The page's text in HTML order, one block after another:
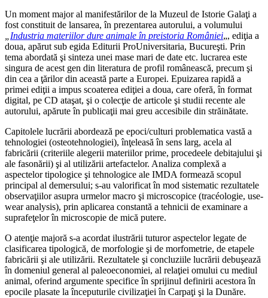
Un moment major al manifestărilor de la Muzeul de Istorie Galaţi a
fost constituit de lansarea, în prezentarea autorului, a volumului
„Industria materiilor dure animale în preistoria României„, ediţia a
doua, apărut sub egida Editurii ProUniversitaria, Bucureşti. Prin
tema abordată şi sinteza unei mase mari de date etc. lucrarea este
singura de acest gen din literatura de profil românească, precum şi
din cea a ţărilor din această parte a Europei. Epuizarea rapidă a
primei ediţii a impus scoaterea ediţiei a doua, care oferă, în format
digital, pe CD ataşat, şi o colecţie de articole şi studii recente ale
autorului, apărute în publicaţii mai greu accesibile din străinătate.
Capitolele lucrării abordează pe epoci/culturi problematica vastă a
tehnologiei (osteotehnologiei), înţeleasă în sens larg, acela al
fabricării (criteriile alegerii materiilor prime, procedeele debitajului şi
ale fasonării) şi al utilizării artefactelor. Analiza complexă a
aspectelor tipologice şi tehnologice ale IMDA formează scopul
principal al demersului; s-au valorificat în mod sistematic rezultatele
observaţiilor asupra urmelor macro şi microscopice (tracéologie, use-
wear analysis), prin aplicarea constantă a tehnicii de examinare a
suprafeţelor în microscopie de mică putere.
O atenţie majoră s-a acordat ilustrării tuturor aspectelor legate de
clasificarea tipologică, de morfologie şi de morfometrie, de etapele
fabricării şi ale utilizării. Rezultatele şi concluziile lucrării debuşează
în domeniul general al paleoeconomiei, al relaţiei omului cu mediul
animal, oferind argumente specifice în sprijinul definirii acestora în
epocile plasate la începuturile civilizaţiei în Carpaţi şi la Dunăre.